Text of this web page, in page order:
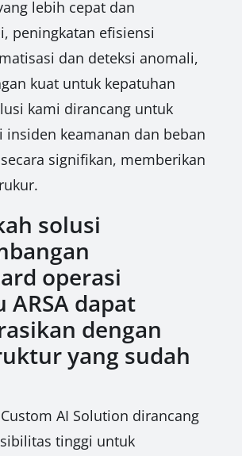
lebih cepat dan
peningkatan efisiensi
dan deteksi anomali,
kuat untuk kepatuhan
kami dirancang untuk
insiden keamanan dan beban
signifikan, memberikan
solusi
operasi
ARSA dapat
dengan
yang sudah
Custom AI Solution dirancang
tinggi untuk